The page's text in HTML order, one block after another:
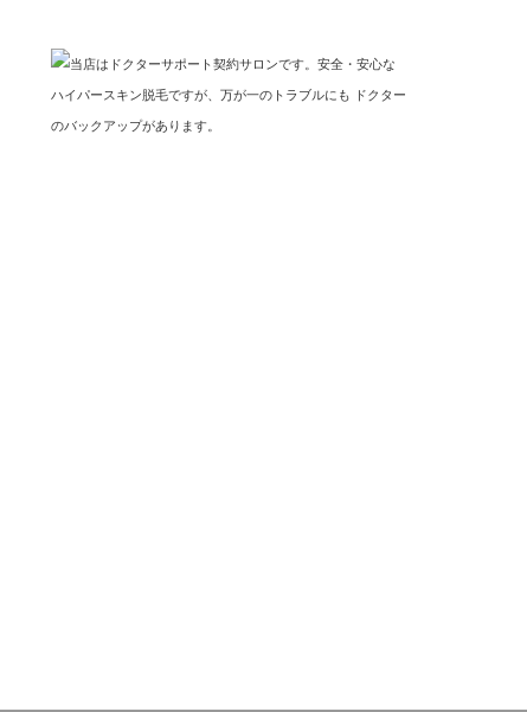
当店はドクターサポート契約サロンです。安全・安心な
ハイパースキン脱毛ですが、万が一のトラブルにも ドクター
のバックアップがあります。